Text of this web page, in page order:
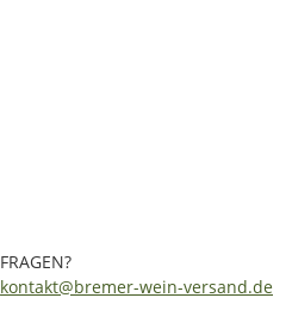
FRAGEN?
kontakt@bremer-wein-versand.de